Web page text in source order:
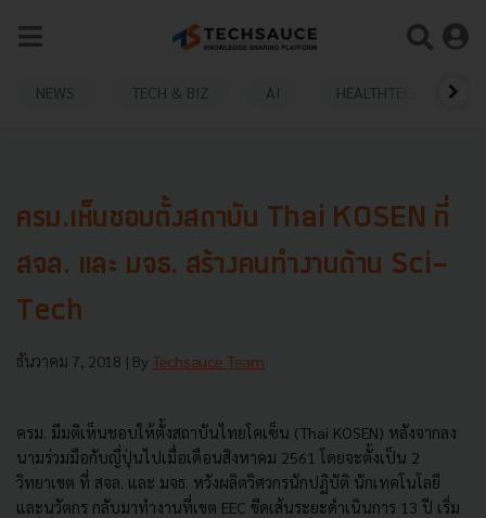
NEWS TECH & BIZ AI HEALTHTECH
ครม.เห็นชอบตั้งสถาบัน Thai KOSEN ที่
สจล. และ มจธ. สร้างคนทำงานด้าน Sci-
Tech
ธันวาคม 7, 2018 | By Techsauce Team
ครม. มีมติเห็นชอบให้ตั้งสถาบันไทยโคเซ็น (Thai KOSEN) หลังจากลง
นามร่วมมือกับญี่ปุ่นไปเมื่อเดือนสิงหาคม 2561 โดยจะตั้งเป็น 2
วิทยาเขต ที่ สจล. และ มจธ. หวังผลิตวิศวกรนักปฏิบัติ นักเทคโนโลยี
และนวัตกร กลับมาทำงานที่เขต EEC ขีดเส้นระยะดำเนินการ 13 ปี เริ่ม